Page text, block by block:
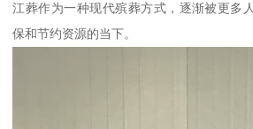
江葬作为一种现代殡葬方式，逐渐被更多
保和节约资源的当下。